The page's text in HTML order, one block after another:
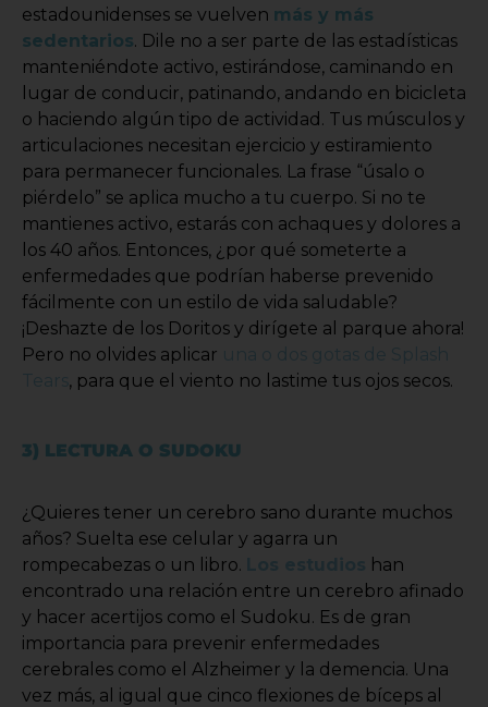
estadounidenses se vuelven más y más
sedentarios. Dile no a ser parte de las estadísticas
manteniéndote activo, estirándose, caminando en
lugar de conducir, patinando, andando en bicicleta
o haciendo algún tipo de actividad. Tus músculos y
articulaciones necesitan ejercicio y estiramiento
para permanecer funcionales. La frase “úsalo o
piérdelo” se aplica mucho a tu cuerpo. Si no te
mantienes activo, estarás con achaques y dolores a
los 40 años. Entonces, ¿por qué someterte a
enfermedades que podrían haberse prevenido
fácilmente con un estilo de vida saludable?
¡Deshazte de los Doritos y dirígete al parque ahora!
Pero no olvides aplicar
, para que el viento no lastime tus ojos secos.
3) LECTURA O SUDOKU
¿Quieres tener un cerebro sano durante muchos
años? Suelta ese celular y agarra un
rompecabezas o un libro.
han
encontrado una relación entre un cerebro afinado
y hacer acertijos como el Sudoku. Es de gran
importancia para prevenir enfermedades
cerebrales como el Alzheimer y la demencia. Una
vez más, al igual que cinco flexiones de bíceps al